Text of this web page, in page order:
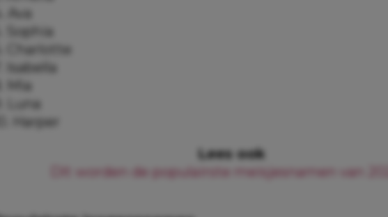
4. Ava
5. Sophia
6. Charlotte
7. Isabella
8. Mia
9. Luna
10. Harper
Lees ook
Dít worden de populairste meisjesnamen van